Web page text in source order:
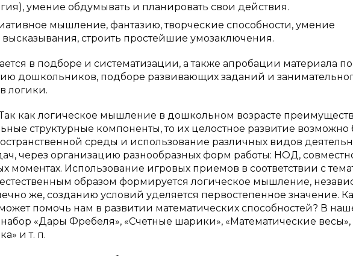
умение обдумывать и планировать свои действия.
мышление, фантазию, творческие способности, умение
высказывания, строить простейшие умозаключения.
в подборе и систематизации, а также апробации материала по
дошкольников, подборе развивающих заданий и
логики.
как логическое мышление в дошкольном возрасте
структурные компоненты, то их целостное развитие возможно
среды и использование различных видов
через организацию разнообразных форм работы: НОД,
моментах. Использование игровых приемов в соответствии с
образом формируется логическое мышление,
же, созданию условий уделяется первостепенное значение.
помочь нам в развитии математических способностей? В
«Дары Фребеля», «Счетные шарики», «Математические весы»,
и т. п.